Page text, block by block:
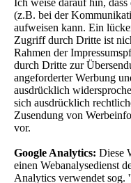
Ich weise darauf hin,
(z.B. bei der
aufweisen kann. Ein
Zugriff durch Dritte ist
Rahmen der
durch Dritte zur
angeforderter Werbung
ausdrücklich
sich ausdrücklich
Zusendung von
vor.
Google Analytics: Diese
einen Webanalysedienst
Analytics verwendet sog.